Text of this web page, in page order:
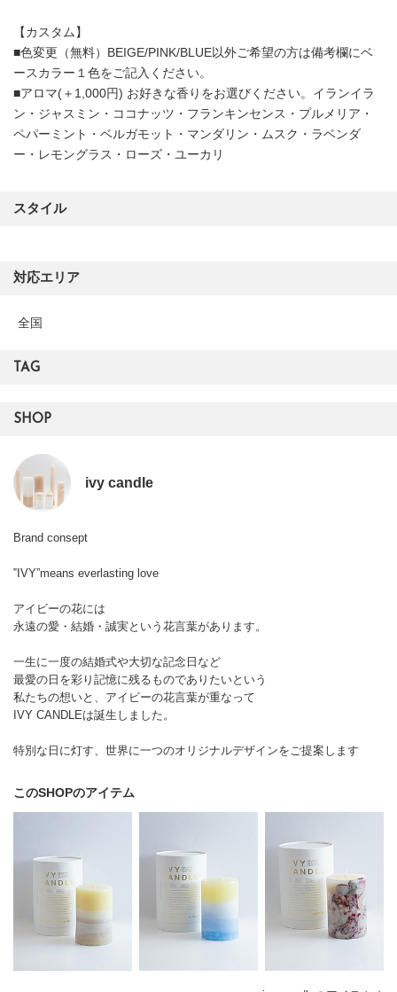
【カスタム】
■色変更（無料）BEIGE/PINK/BLUE以外ご希望の方は備考欄にベ
ースカラー１色をご記入ください。
■アロマ(＋1,000円) お好きな香りをお選びください。イランイラ
ン・ジャスミン・ココナッツ・フランキンセンス・プルメリア・
ペパーミント・ベルガモット・マンダリン・ムスク・ラベンダ
ー・レモングラス・ローズ・ユーカリ
スタイル
対応エリア
全国
TAG
SHOP
ivy candle
Brand consept
‟IVY”means everlasting love
アイビーの花には
永遠の愛・結婚・誠実という花言葉があります。
一生に一度の結婚式や大切な記念日など
最愛の日を彩り記憶に残るものでありたいという
私たちの想いと、アイビーの花言葉が重なって
IVY CANDLEは誕生しました。
特別な日に灯す、世界に一つのオリジナルデザインをご提案します
このSHOPのアイテム